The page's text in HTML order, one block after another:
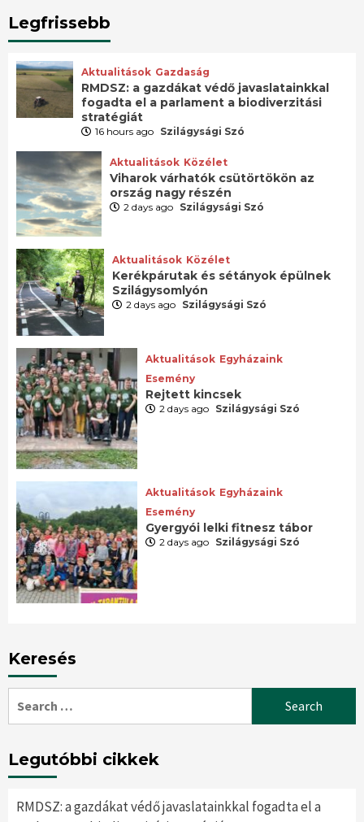
Legfrissebb
Aktualitások Gazdaság
RMDSZ: a gazdákat védő javaslatainkkal
fogadta el a parlament a biodiverzitási
stratégiát
16 hours ago Szilágysági Szó
Aktualitások Közélet
Viharok várhatók csütörtökön az
ország nagy részén
2 days ago Szilágysági Szó
Aktualitások Közélet
Kerékpárutak és sétányok épülnek
Szilágysomlyón
2 days ago Szilágysági Szó
Aktualitások Egyházaink
Esemény
Rejtett kincsek
2 days ago Szilágysági Szó
Aktualitások Egyházaink
Esemény
Gyergyói lelki fitnesz tábor
2 days ago Szilágysági Szó
Keresés
for:
Legutóbbi cikkek
RMDSZ: a gazdákat védő javaslatainkkal fogadta el a